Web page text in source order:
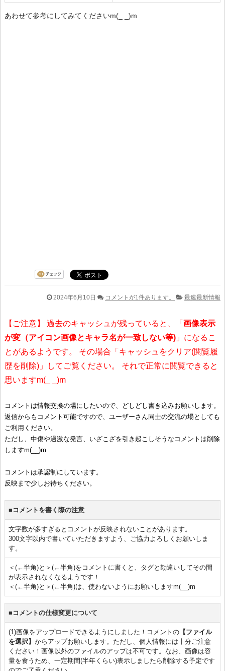
あわせて参考にしてみてくださいm(_ _)m
2024年6月10日 コメントが1件あります。 最速最新情報
【ご注意】 過去のキャッシュが残っていると、「 画像表示
が変（アイコン画像とキャラ名が一致しない等) 」になるこ
とがあるようです。 その場合「キャッシュをクリア(閲覧履
歴を削除)」してご覧ください。 それで正常に閲覧できると
思いますm(_ _)m
コメントは情報交換の場にしたいので、どしどし書き込みお願いします。
返信からもコメント可能ですので、ユーザーさん同士の交流の場としても
ご利用ください。
ただし、中傷や過激な発言、いざこざを引き起こしそうなコメントは削除
しますm(__)m
コメントは承認制にしています。
反映まで少しお待ちください。
■コメントを書く際の注意
文字数が多すぎるとコメントが反映されないことがあります。
300文字以内で書いていただきますよう、ご協力よろしくお願いしま
す。
＜(←半角)と＞(←半角)をコメントに書くと、タグと勘違いしてその間
が表示されなくなるようです！
＜(←半角)と＞(←半角)は、使わないようにお願いしますm(__)m
■コメントの仕様変更について
(1)画像をアップロードできるようにしました！コメントの【ファイル
を選択】 からアップお願いします。ただし、個人情報には十分ご注意
ください！画像以外のファイルのアップは不可です。なお、画像は容
量を食うため、一定期間(半年くらい)表示しましたら削除する予定です